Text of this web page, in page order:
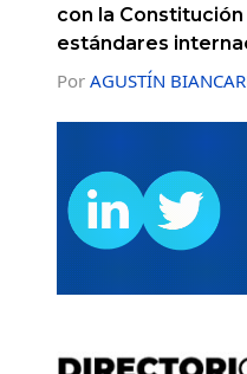
con la
estándares
Por AGUSTÍN